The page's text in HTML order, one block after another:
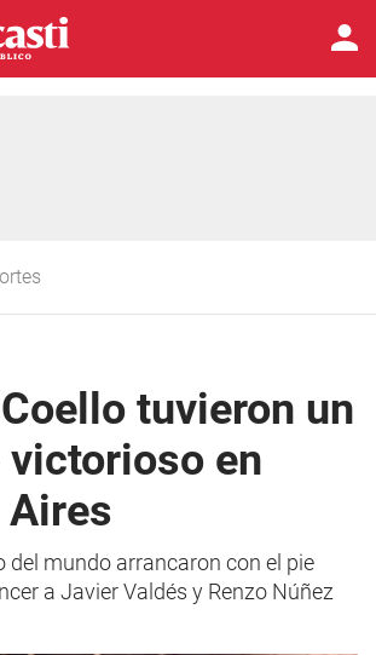
tuvieron un
victorioso en
Aires
del mundo arrancaron con el pie
a Javier Valdés y Renzo Núñez